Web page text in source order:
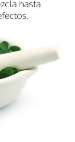
hasta